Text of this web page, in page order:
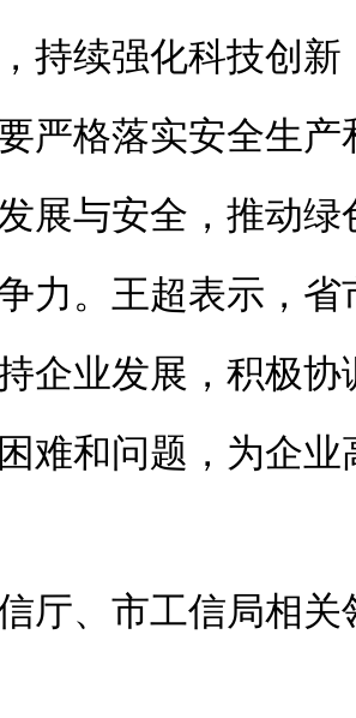
持续强化科技创
严格落实安全生
展与安全，推动
力。王超表示，
企业发展，积极
难和问题，为企
厅、市工信局相